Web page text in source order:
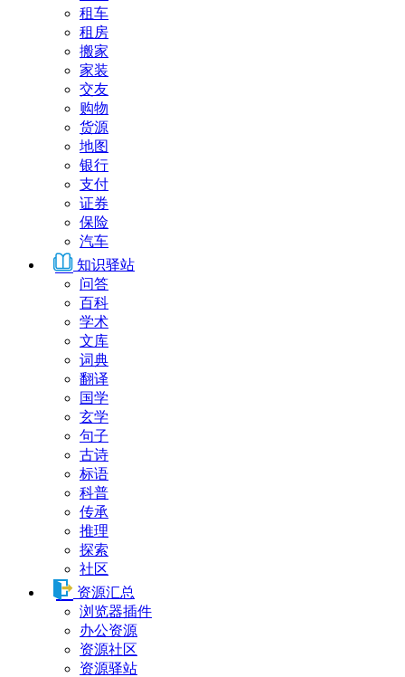
租车
租房
搬家
家装
交友
购物
货源
地图
银行
支付
证券
保险
汽车
知识驿站
问答
百科
学术
文库
词典
翻译
国学
玄学
句子
古诗
标语
科普
传承
推理
探索
社区
资源汇总
浏览器插件
办公资源
资源社区
资源驿站